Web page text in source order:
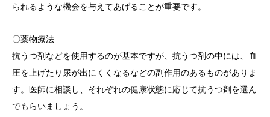
られるような機会を与えてあげることが重要です。
〇薬物療法
抗うつ剤などを使用するのが基本ですが、抗うつ剤の中には、血
圧を上げたり尿が出にくくなるなどの副作用のあるものがありま
す。医師に相談し、それぞれの健康状態に応じて抗うつ剤を選ん
でもらいましょう。